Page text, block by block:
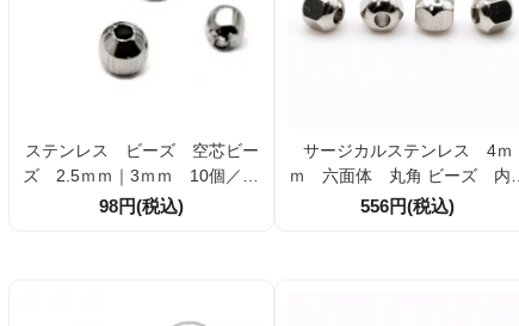
ステンレス ビーズ 空芯ビー
ズ 2.5ｍｍ｜3ｍｍ 10個／10
0個（121681455）
98円(税込)
サージカルステンレス 4ｍ
ｍ 六面体 丸角 ビーズ 内径
1.2ｍｍ 10個/50個（1341936
556円(税込)